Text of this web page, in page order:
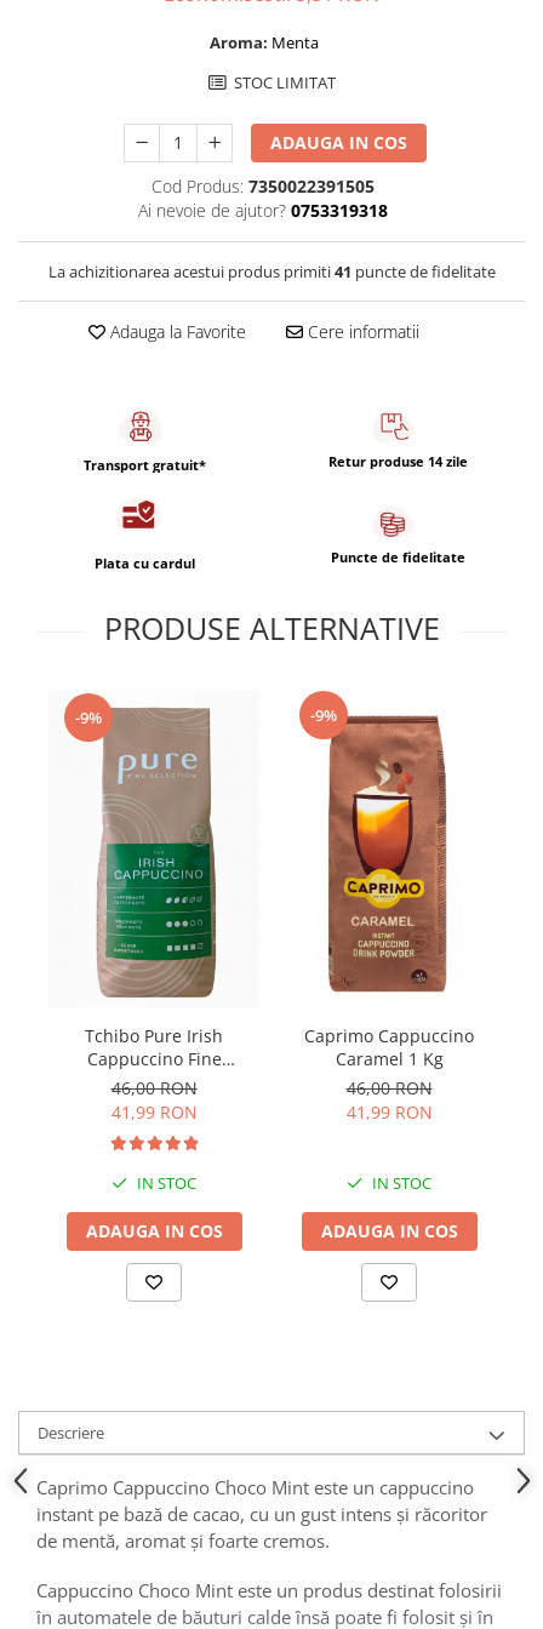
Aroma: Menta
STOC LIMITAT
ADAUGA IN COS
Cod Produs: 7350022391505
Ai nevoie de ajutor? 0753319318
La achizitionarea acestui produs primiti41 puncte de fidelitate
Adauga la Favorite Cere informatii
Transport gratuit* Retur produse 14 zile
Plata cu cardul Puncte de fidelitate
PRODUSE ALTERNATIVE
-9%
Tchibo Pure Irish
Cappuccino Fine
Selection 1 Kg
46,00 RON
41,99 RON
IN STOC
ADAUGA IN COS
-9%
Caprimo Cappuccino
Caramel 1 Kg
46,00 RON
41,99 RON
IN STOC
ADAUGA IN COS
Descriere
Caprimo Cappuccino Choco Mint este un cappuccino
instant pe bază de cacao, cu un gust intens și răcoritor
de mentă, aromat și foarte cremos.
Cappuccino Choco Mint este un produs destinat folosirii
în automatele de băuturi calde însă poate fi folosit și în